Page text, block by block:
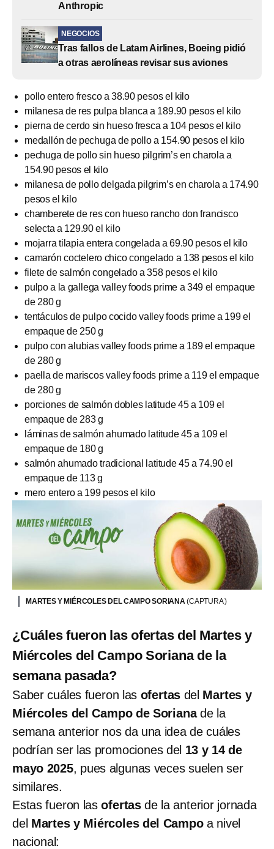
Anthropic
NEGOCIOS
Tras fallos de Latam Airlines, Boeing pidió
a otras aerolíneas revisar sus aviones
pollo entero fresco a 38.90 pesos el kilo
milanesa de res pulpa blanca a 189.90 pesos el kilo
pierna de cerdo sin hueso fresca a 104 pesos el kilo
medallón de pechuga de pollo a 154.90 pesos el kilo
pechuga de pollo sin hueso pilgrim’s en charola a
154.90 pesos el kilo
milanesa de pollo delgada pilgrim’s en charola a 174.90
pesos el kilo
chamberete de res con hueso rancho don francisco
selecta a 129.90 el kilo
mojarra tilapia entera congelada a 69.90 pesos el kilo
camarón coctelero chico congelado a 138 pesos el kilo
filete de salmón congelado a 358 pesos el kilo
pulpo a la gallega valley foods prime a 349 el empaque
de 280 g
tentáculos de pulpo cocido valley foods prime a 199 el
empaque de 250 g
pulpo con alubias valley foods prime a 189 el empaque
de 280 g
paella de mariscos valley foods prime a 119 el empaque
de 280 g
porciones de salmón dobles latitude 45 a 109 el
empaque de 283 g
láminas de salmón ahumado latitude 45 a 109 el
empaque de 180 g
salmón ahumado tradicional latitude 45 a 74.90 el
empaque de 113 g
mero entero a 199 pesos el kilo
MARTES Y MIÉRCOLES DEL CAMPO SORIANA(CAPTURA )
¿Cuáles fueron las ofertas del Martes y
Miércoles del Campo Soriana de la
semana pasada?
Saber cuáles fueron las ofertas del Martes y
Miércoles del Campo de Sorianade la
semana anterior nos da una idea de cuáles
podrían ser las promociones del 13 y 14 de
mayo 2025, pues algunas veces suelen ser
similares.
Estas fueron lasofertasde la anterior jornada
del Martes y Miércoles del Campoa nivel
nacional: